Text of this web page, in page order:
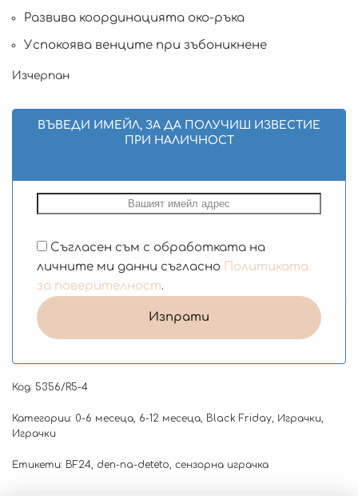
Развива координацията око-ръка
Успокоява венците при зъбоникнене
Изчерпан
ВЪВЕДИ ИМЕЙЛ, ЗА ДА ПОЛУЧИШ ИЗВЕСТИЕ
ПРИ НАЛИЧНОСТ
Съгласен съм с обработката на
личните ми данни съгласно Политиката
за поверителност.
Код: 5356/R5-4
Категории: 0-6 месеца, 6-12 месеца, Black Friday, Играчки,
Играчки
Етикети: BF24, den-na-deteto, сензорна играчка